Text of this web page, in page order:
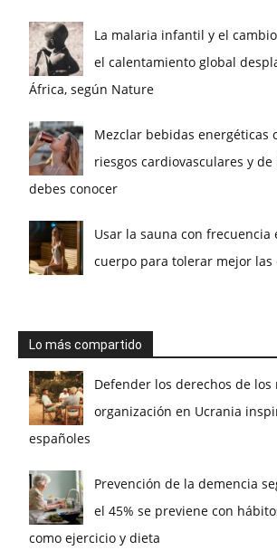
La malaria infantil y el
el calentamiento global
África, según Nature
Mezclar bebidas energéticas
riesgos cardiovasculares y
debes conocer
Usar la sauna con frecuencia
cuerpo para tolerar mejor las
Lo más compartido
Defender los derechos de los
organización en Ucrania
españoles
Prevención de la demencia
el 45% se previene con
como ejercicio y dieta